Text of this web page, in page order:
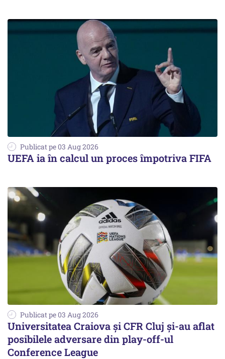
Publicat pe 03 Aug 2026
UEFA ia în calcul un proces împotriva FIFA
Publicat pe 03 Aug 2026
Universitatea Craiova și CFR Cluj și-au aflat
posibilele adversare din play-off-ul
Conference League